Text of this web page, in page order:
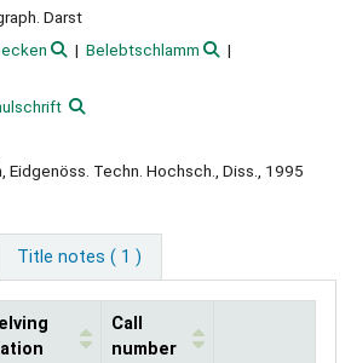
Darst
Belebtschlamm
Eidgenöss. Techn. Hochsch., Diss., 1995
Title notes ( 1 )
Call
number